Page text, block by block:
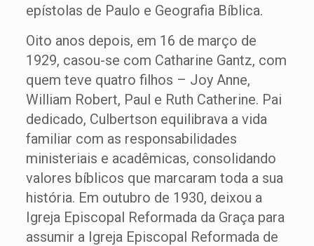
epístolas de Paulo e Geografia Bíblica.
Oito anos depois, em 16 de março de
1929, casou-se com Catharine Gantz, com
quem teve quatro filhos – Joy Anne,
William Robert, Paul e Ruth Catherine. Pai
dedicado, Culbertson equilibrava a vida
familiar com as responsabilidades
ministeriais e acadêmicas, consolidando
valores bíblicos que marcaram toda a sua
história. Em outubro de 1930, deixou a
Igreja Episcopal Reformada da Graça para
assumir a Igreja Episcopal Reformada de